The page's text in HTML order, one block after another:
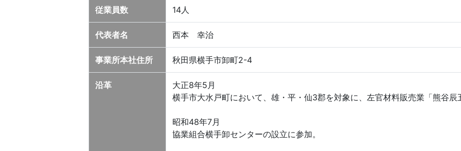
従業員数 14人
代表者名 西本 幸治
事業所本社住所 秋田県横手市卸町2-4
沿革
大正8年5月
横手市大水戸町において、雄・平・仙3郡を対象に、左官材料販売業「熊谷辰
昭和48年7月
協業組合横手卸センターの設立に参加。